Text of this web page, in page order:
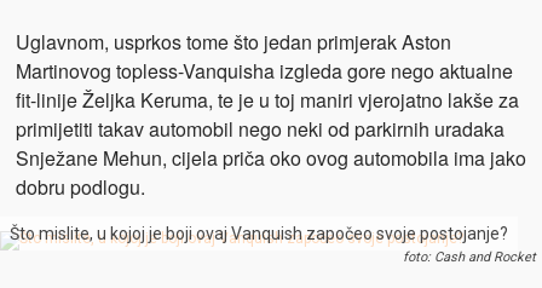
Uglavnom, usprkos tome što jedan primjerak Aston
Martinovog topless-Vanquisha izgleda gore nego aktualne
fit-linije Željka Keruma, te je u toj maniri vjerojatno lakše za
primijetiti takav automobil nego neki od parkirnih uradaka
Snježane Mehun, cijela priča oko ovog automobila ima jako
dobru podlogu.
Što mislite, u kojoj je boji ovaj Vanquish započeo svoje postojanje?
foto: Cash and Rocket